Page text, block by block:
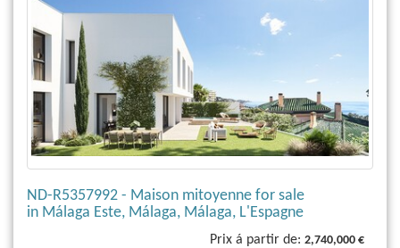
ND-R5357992 - Maison mitoyenne for sale
in Málaga Este, Málaga, Málaga, L'Espagne
Prix á partir de: 2,740,000 €